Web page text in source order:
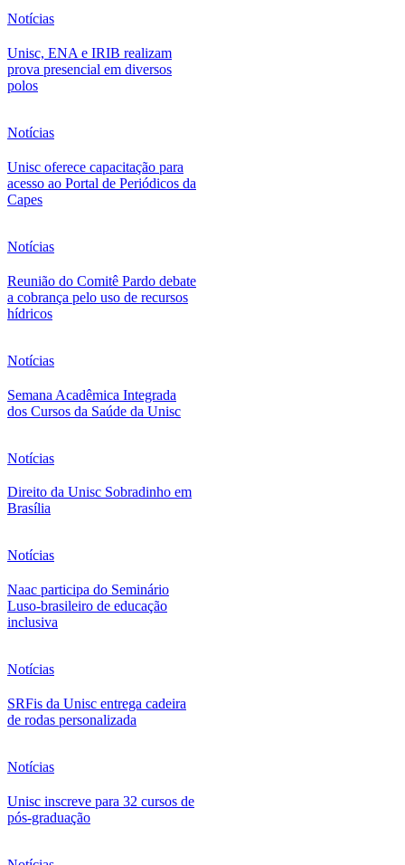
Notícias
Unisc, ENA e IRIB realizam
prova presencial em diversos
polos
Notícias
Unisc oferece capacitação para
acesso ao Portal de Periódicos da
Capes
Notícias
Reunião do Comitê Pardo debate
a cobrança pelo uso de recursos
hídricos
Notícias
Semana Acadêmica Integrada
dos Cursos da Saúde da Unisc
Notícias
Direito da Unisc Sobradinho em
Brasília
Notícias
Naac participa do Seminário
Luso-brasileiro de educação
inclusiva
Notícias
SRFis da Unisc entrega cadeira
de rodas personalizada
Notícias
Unisc inscreve para 32 cursos de
pós-graduação